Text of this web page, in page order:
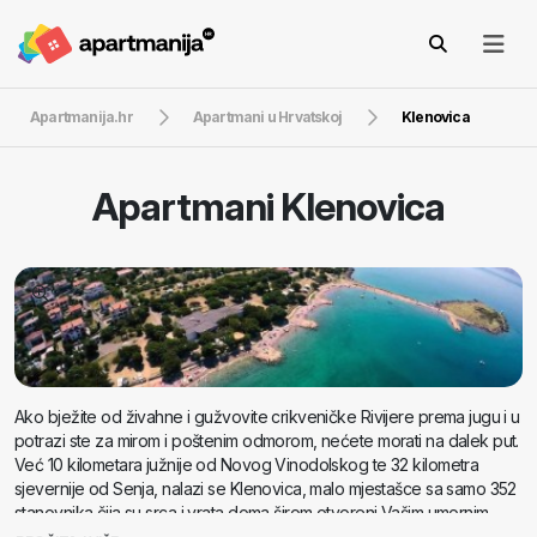
Apartmanija.hr Apartmani u Hrvatskoj Klenovica
Apartmani Klenovica
Ako bježite od živahne i gužvovite crikveničke Rivijere prema jugu i u
potrazi ste za mirom i poštenim odmorom, nećete morati na dalek put.
Već 10 kilometara južnije od Novog Vinodolskog te 32 kilometra
sjevernije od Senja, nalazi se Klenovica, malo mjestašce sa samo 352
stanovnika čija su srca i vrata doma širom otvoreni Vašim umornim